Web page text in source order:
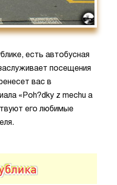
есть автобусная
посещения
вас в
«Poh?dky z mechu a
его любимые